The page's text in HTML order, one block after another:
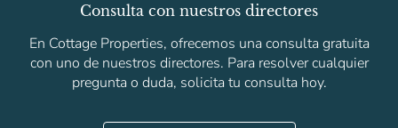
Consulta con nuestros directores
En Cottage Properties, ofrecemos una consulta gratuita
con uno de nuestros directores. Para resolver cualquier
pregunta o duda, solicita tu consulta hoy.